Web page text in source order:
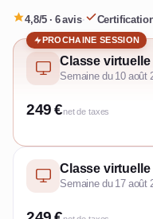
4,8/5 · 6 avis·
PROCHAINE SESSION
Classe virtuelle
Semaine du 10 août
249 €net de taxes
Classe virtuelle
Semaine du 17 août